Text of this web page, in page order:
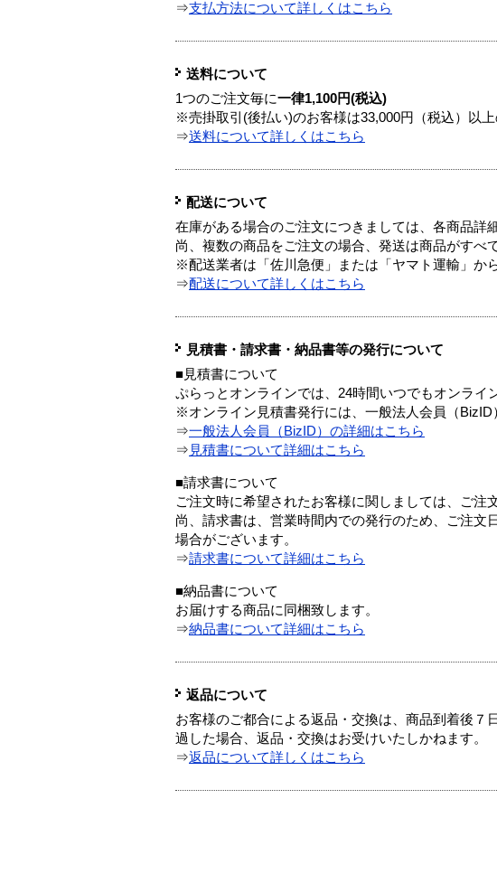
⇒支払方法について詳しくはこちら
送料について
1つのご注文毎に一律1,100円(税込)
※売掛取引(後払い)のお客様は33,000円（税込）以上
⇒送料について詳しくはこちら
配送について
在庫がある場合のご注文につきましては、各商品詳
尚、複数の商品をご注文の場合、発送は商品がすべ
※配送業者は「佐川急便」または「ヤマト運輸」か
⇒配送について詳しくはこちら
見積書・請求書・納品書等の発行について
■見積書について
ぷらっとオンラインでは、24時間いつでもオンライ
※オンライン見積書発行には、一般法人会員（BizID
⇒一般法人会員（BizID）の詳細はこちら
⇒ 見積書について詳細はこちら
■請求書について
ご注文時に希望されたお客様に関しましては、ご注
尚、請求書は、営業時間内での発行のため、ご注文
場合がございます。
⇒請求書について詳細はこちら
■納品書について
お届けする商品に同梱致します。
⇒納品書について詳細はこちら
返品について
お客様のご都合による返品・交換は、商品到着後７
過した場合、返品・交換はお受けいたしかねます。
⇒返品について詳しくはこちら